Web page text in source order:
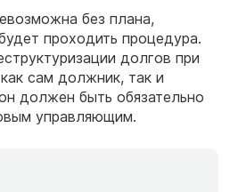
без плана,
проходить процедура.
долгов при
сам должник, так и
должен быть обязательно
управляющим.